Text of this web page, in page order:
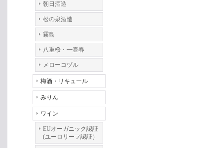
朝日酒造
松の泉酒造
霧島
八重桜・一壷春
メローコヅル
梅酒・リキュール
みりん
ワイン
EUオーガニック認証
(ユーロリーフ認証）